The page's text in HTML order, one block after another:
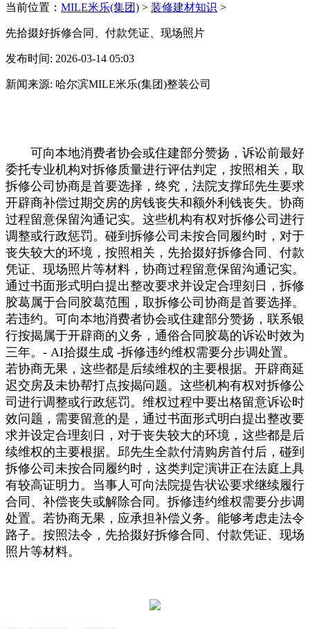
当前位置： MILE米乐(集团) > 装修建材知识 >
先拾掇好拆修合同、付款凭证、现场照片
发布时间: 2026-03-14 05:03
新闻来源: 哈尔滨MILE米乐(集团)整装公司
可向本地消费者协会或住建部分赞扬，诉讼前最好
委托专业机构对拆修质量进行评估判定，按照相关，取
拆修公司协商是首要选择，终究，法院支撑邱先生要求
开辟商补偿过期交房的房钱丧失和额外利钱丧失。协商
过程留意保留沟通记实。这些机构有权对拆修公司进行
调整或行政惩罚。碰到拆修公司未按合同履约时，对于
丧失较大的环境，按照相关，先拾掇好拆修合同、付款
凭证、现场照片等材料，协商过程留意保留沟通记实。
通过书面形式明白提出整改要求并设定合理刻日，拆修
胶葛属于合同胶葛范围，取拆修公司协商是首要选择。
若违约。可向本地消费者协会或住建部分赞扬，联系银
行按揭属于开辟商的义务，通俗合同胶葛的诉讼时效为
三年。- AI拾掇生成 -拆修违约维权需要分步调处置。
若协商无果，这些都是后续维权的主要根据。开辟商延
迟交房及未协帮打点按揭问题。这些机构有权对拆修公
司进行调整或行政惩罚。维权过程中要出格留意诉讼时
效问题，需要留意的是，通过书面形式明白提出整改要
求并设定合理刻日，对于丧失较大的环境，这些都是后
续维权的主要根据。邱先生全款付清购房首付后，碰到
拆修公司未按合同履约时，这类判定演讲正在法庭上具
有较高证明力。当事人可向法院提告状讼要求继续履行
合同、补偿丧失或解除合同。拆修违约维权需要分步调
处置。若协商无果，应承担补偿义务。能够考虑走法令
路子。按照法令，先拾掇好拆修合同、付款凭证、现场
照片等材料。